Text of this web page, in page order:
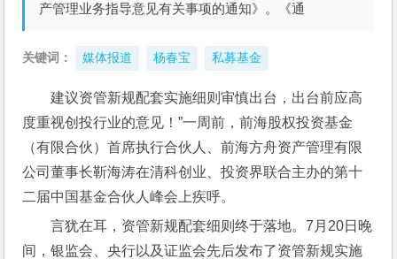
产管理业务指导意见有关事项的通知》。《通
关键词： 媒体报道 杨春宝 私募基金
建议资管新规配套实施细则审慎出台，出台前应高
度重视创投行业的意见！”一周前，前海股权投资基金
（有限合伙）首席执行合伙人、前海方舟资产管理有限
公司董事长靳海涛在清科创业、投资界联合主办的第十
二届中国基金合伙人峰会上疾呼。
言犹在耳，资管新规配套细则终于落地。7月20日晚
间，银监会、央行以及证监会先后发布了资管新规实施